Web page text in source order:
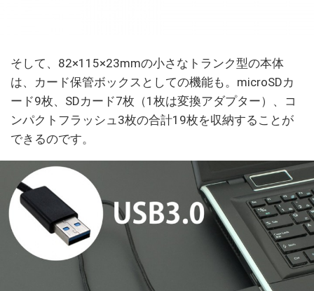
そして、82×115×23mmの小さなトランク型の本体
は、カード保管ボックスとしての機能も。microSDカ
ード9枚、SDカード7枚（1枚は変換アダプター）、コ
ンパクトフラッシュ3枚の合計19枚を収納することが
できるのです。